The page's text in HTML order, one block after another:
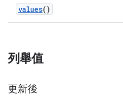
values()
列舉值
更新後